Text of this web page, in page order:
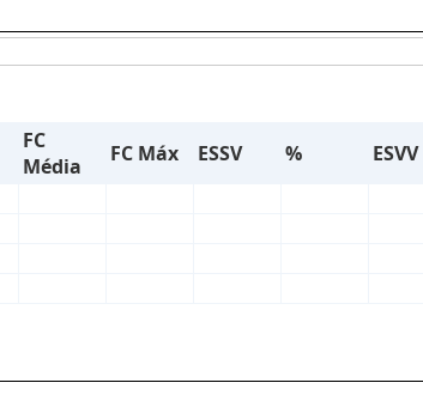
FC
Média
FC Máx ESSV % ESVV